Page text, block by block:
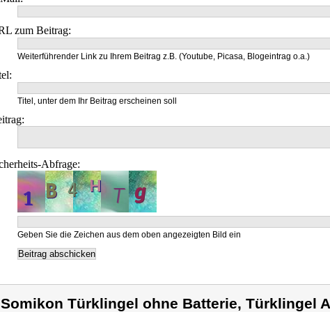
zum Beitrag:
Weiterführender Link zu Ihrem Beitrag z.B. (Youtube, Picasa, Blogeintrag o.a.)
Titel, unter dem Ihr Beitrag erscheinen soll
Abfrage:
Geben Sie die Zeichen aus dem oben angezeigten Bild ein
Somikon Türklingel ohne Batterie, Türklingel